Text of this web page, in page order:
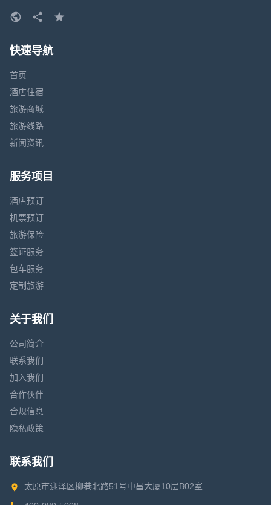
快速导航
首页
酒店住宿
旅游商城
旅游线路
新闻资讯
服务项目
酒店预订
机票预订
旅游保险
签证服务
包车服务
定制旅游
关于我们
公司简介
联系我们
加入我们
合作伙伴
合规信息
隐私政策
联系我们
太原市迎泽区柳巷北路51号中昌大厦10层B02室